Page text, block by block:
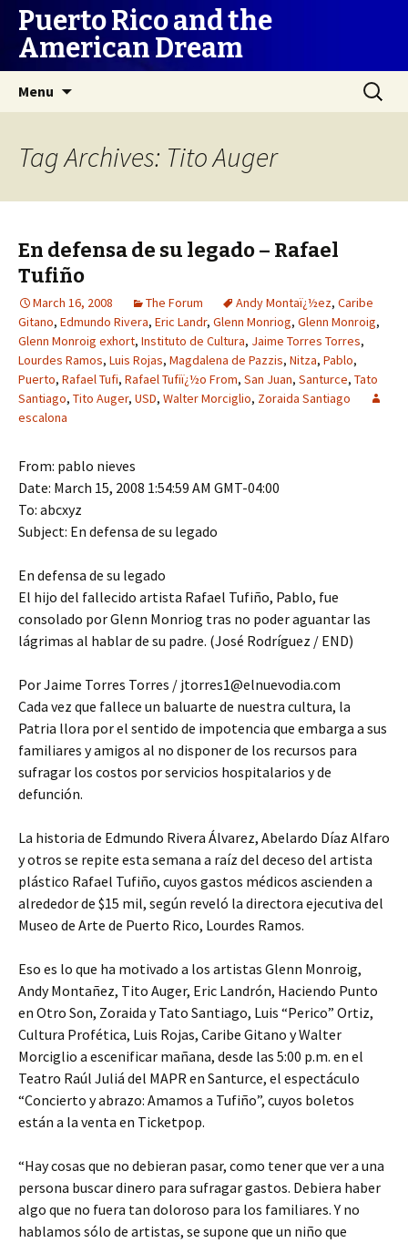
Puerto Rico and the
American Dream
Menu
Search
for:
Tag Archives: Tito Auger
En defensa de su legado – Rafael
Tufiño
March 16, 2008 The Forum Andy Montaï¿½ez, Caribe
Gitano, Edmundo Rivera, Eric Landr, Glenn Monriog, Glenn Monroig,
Glenn Monroig exhort, Instituto de Cultura, Jaime Torres Torres,
Lourdes Ramos, Luis Rojas, Magdalena de Pazzis, Nitza, Pablo,
Puerto, Rafael Tufi, Rafael Tufiï¿½o From, San Juan, Santurce, Tato
Santiago, Tito Auger, USD, Walter Morciglio, Zoraida Santiago
escalona
From: pablo nieves
Date: March 15, 2008 1:54:59 AM GMT-04:00
To: abcxyz
Subject: En defensa de su legado
En defensa de su legado
El hijo del fallecido artista Rafael Tufiño, Pablo, fue
consolado por Glenn Monriog tras no poder aguantar las
lágrimas al hablar de su padre. (José Rodríguez / END)
Por Jaime Torres Torres / jtorres1@elnuevodia.com
Cada vez que fallece un baluarte de nuestra cultura, la
Patria llora por el sentido de impotencia que embarga a sus
familiares y amigos al no disponer de los recursos para
sufragar los costos por servicios hospitalarios y de
defunción.
La historia de Edmundo Rivera Álvarez, Abelardo Díaz Alfaro
y otros se repite esta semana a raíz del deceso del artista
plástico Rafael Tufiño, cuyos gastos médicos ascienden a
alrededor de $15 mil, según reveló la directora ejecutiva del
Museo de Arte de Puerto Rico, Lourdes Ramos.
Eso es lo que ha motivado a los artistas Glenn Monroig,
Andy Montañez, Tito Auger, Eric Landrón, Haciendo Punto
en Otro Son, Zoraida y Tato Santiago, Luis “Perico” Ortiz,
Cultura Profética, Luis Rojas, Caribe Gitano y Walter
Morciglio a escenificar mañana, desde las 5:00 p.m. en el
Teatro Raúl Juliá del MAPR en Santurce, el espectáculo
“Concierto y abrazo: Amamos a Tufiño”, cuyos boletos
están a la venta en Ticketpop.
“Hay cosas que no debieran pasar, como tener que ver a una
persona buscar dinero para sufragar gastos. Debiera haber
algo que no fuera tan doloroso para los familiares. Y no
hablamos sólo de artistas, se supone que un niño que